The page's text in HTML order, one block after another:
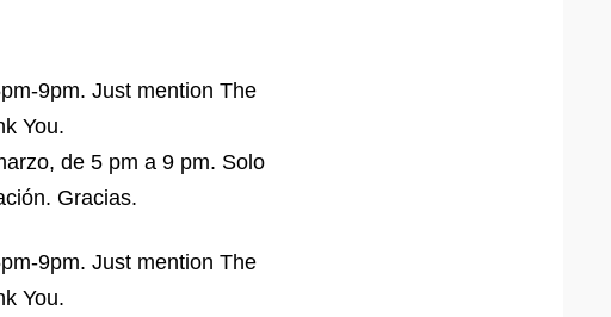
9pm. Just mention The
You.
de 5 pm a 9 pm. Solo
Gracias.
9pm. Just mention The
You.